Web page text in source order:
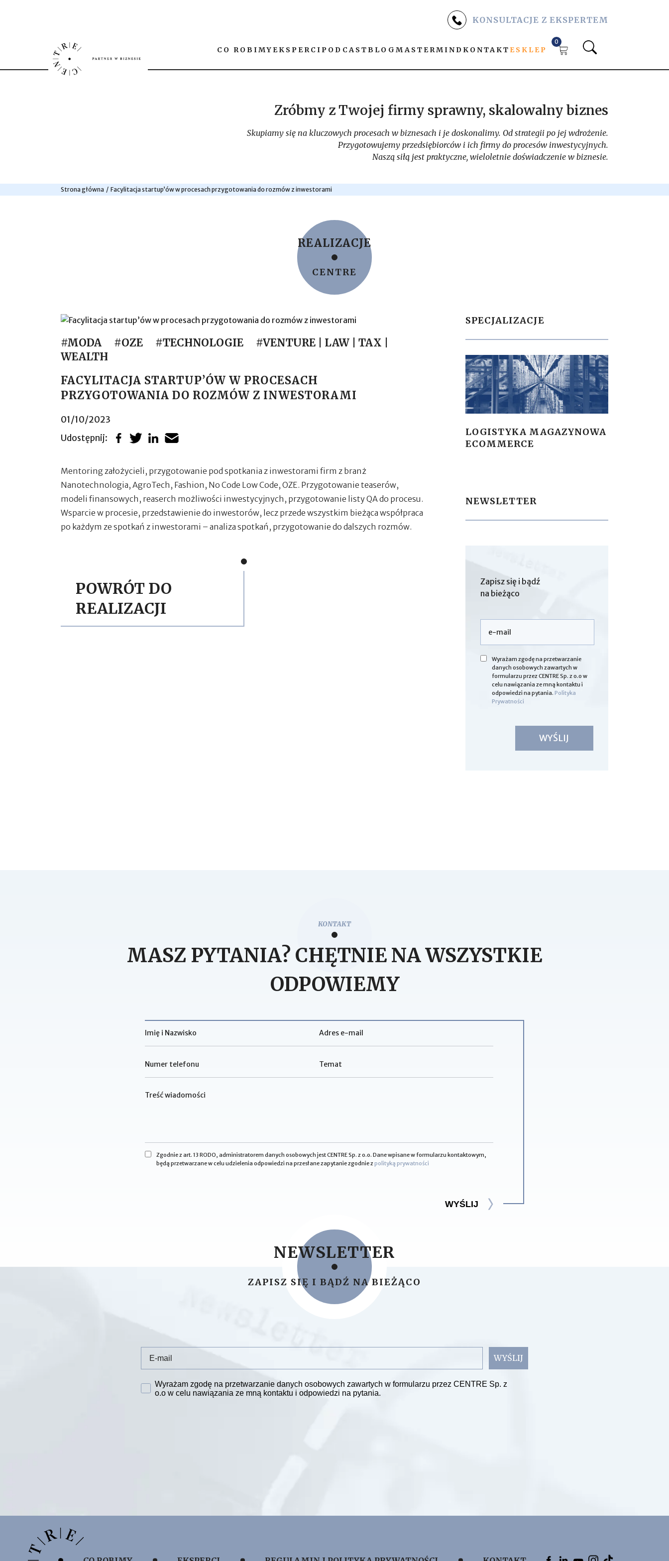
KONSULTACJE Z EKSPERTEM
CO ROBIMY EKSPERCI PODCASTBLOGMASTERMIND KONTAKT ESKLEP
0
Zróbmy z Twojej firmy sprawny, skalowalny biznes
Skupiamy się na kluczowych procesach w biznesach i je doskonalimy. Od strategii po jej wdrożenie.
Przygotowujemy przedsiębiorców i ich firmy do procesów inwestycyjnych.
Naszą siłą jest praktyczne, wieloletnie doświadczenie w biznesie.
Strona główna Facylitacja startup’ów w procesach przygotowania do rozmów z inwestorami
REALIZACJE
CENTRE
#MODA #OZE #TECHNOLOGIE
#VENTURE | LAW | TAX |
WEALTH
FACYLITACJA STARTUP’ÓW W PROCESACH
PRZYGOTOWANIA DO ROZMÓW Z INWESTORAMI
01/10/2023
Udostępnij:
Mentoring założycieli, przygotowanie pod spotkania z inwestorami firm z branż
Nanotechnologia, AgroTech, Fashion, No Code Low Code, OZE. Przygotowanie teaserów,
modeli finansowych, reaserch możliwości inwestycyjnych, przygotowanie listy QA do procesu.
Wsparcie w procesie, przedstawienie do inwestorów, lecz przede wszystkim bieżąca współpraca
po każdym ze spotkań z inwestorami – analiza spotkań, przygotowanie do dalszych rozmów.
POWRÓT DO
REALIZACJI
SPECJALIZACJE
LOGISTYKA MAGAZYNOWA
ECOMMERCE
NEWSLETTER
Zapisz się i bądź
na bieżąco
Wyrażam zgodę na przetwarzanie
danych osobowych zawartych w
formularzu przez CENTRE Sp. z o.o w
celu nawiązania ze mną kontaktu i
odpowiedzi na pytania.Polityka
Prywatności
KONTAKT
MASZ PYTANIA? CHĘTNIE NA WSZYSTKIE
ODPOWIEMY
Zgodnie z art. 13 RODO, administratorem danych osobowych jest CENTRE Sp. z o.o. Dane wpisane w formularzu kontaktowym,
będą przetwarzane w celu udzielenia odpowiedzi na przesłane zapytanie zgodnie zpolityką prywatności
WYŚLIJ
NEWSLETTER
ZAPISZ SIĘ I BĄDŹ NA BIEŻĄCO
WYŚLIJ
Zgoda na przetwarzanie danych
Wyrażam zgodę na przetwarzanie danych osobowych zawartych w formularzu przez CENTRE Sp. z
o.o w celu nawiązania ze mną kontaktu i odpowiedzi na pytania.